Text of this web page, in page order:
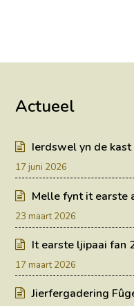
Actueel
Ierdswel yn de kast
17 juni 2026
Melle fynt it earste
23 maart 2026
It earste ljipaai fan
17 maart 2026
Jierfergadering